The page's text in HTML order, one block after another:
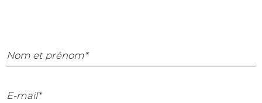
Nom et prénom*
E-mail*